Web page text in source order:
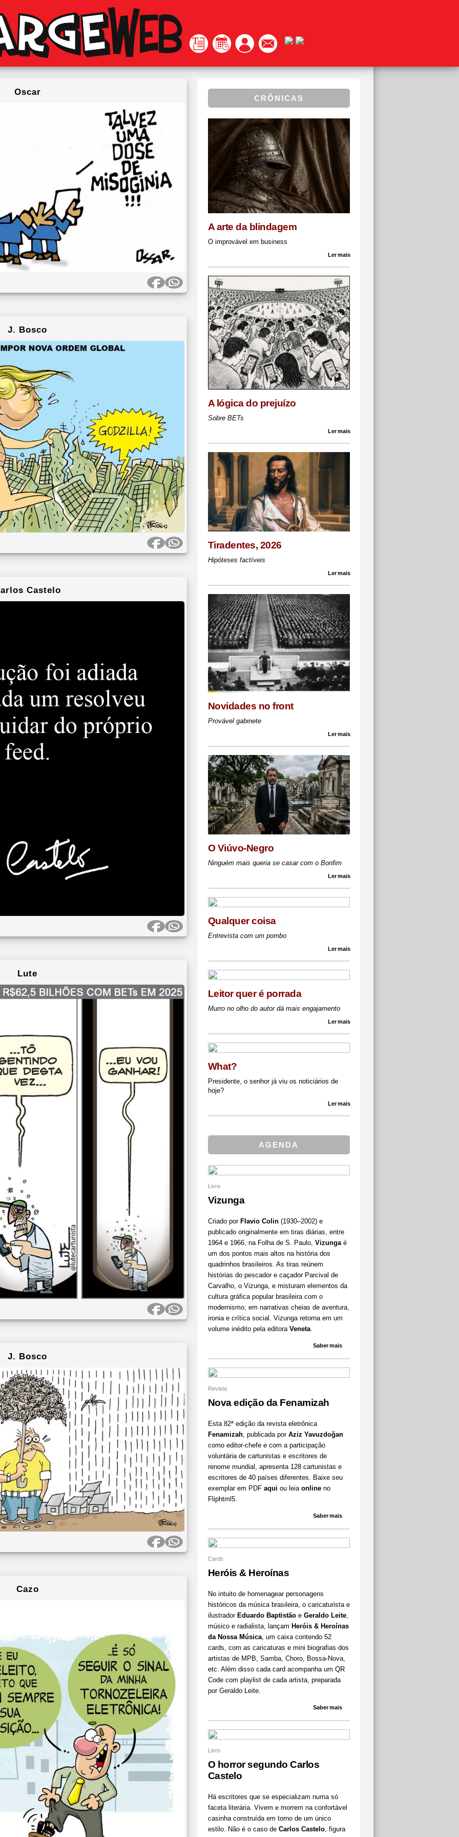
Oscar
J. Bosco
Castelo
Lute
J. Bosco
Cazo
CRÔNICAS
A arte da blindagem
O improvável em business
Ler mais
A lógica do prejuízo
Sobre BETs
Ler mais
Tiradentes, 2026
Hipóteses factíveis
Ler mais
Novidades no front
Provável gabinete
Ler mais
O Viúvo-Negro
Ninguém mais queria se casar com o Bonfim
Ler mais
Qualquer coisa
Entrevista com um pombo
Ler mais
Leitor quer é porrada
Murro no olho do autor dá mais engajamento
Ler mais
What?
Presidente, o senhor já viu os noticiários de
hoje?
Ler mais
AGENDA
Livro
Vizunga
Criado por Flavio Colin(1930–2002) e
publicado originalmente em tiras diárias, entre
1964 e 1966, na Folha de S. Paulo, Vizungaé
um dos pontos mais altos na história dos
quadrinhos brasileiros. As tiras reúnem
histórias do pescador e caçador Parcival de
Carvalho, o Vizunga, e misturam elementos da
cultura gráfica popular brasileira com o
modernismo, em narrativas cheias de aventura,
ironia e crítica social. Vizunga retorna em um
volume inédito pela editora Veneta.
Saber mais
Revista
Nova edição da Fenamizah
Esta 82ª edição da revista eletrônica
Fenamizah, publicada por Aziz Yavuzdoğan
como editor-chefe e com a participação
voluntária de cartunistas e escritores de
renome mundial, apresenta 128 cartunistas e
escritores de 40 países diferentes. Baixe seu
exemplar em PDF aqui ou leia onlineno
Fliphtml5.
Saber mais
Cards
Heróis & Heroínas
No intuito de homenagear personagens
históricos da música brasileira, o caricaturista e
ilustrador Eduardo Baptistãoe Geraldo Leite,
músico e radialista, lançam Heróis & Heroínas
da Nossa Música, um caixa contendo 52
cards, com as caricaturas e mini biografias dos
artistas de MPB, Samba, Choro, Bossa-Nova,
etc. Além disso cada card acompanha um QR
Code com playlist de cada artista, preparada
por Geraldo Leite.
Saber mais
Livro
O horror segundo Carlos
Castelo
Há escritores que se especializam numa só
faceta literária. Vivem e morrem na confortável
casinha construída em torno de um único
estilo. Não é o caso de Carlos Castelo, figura